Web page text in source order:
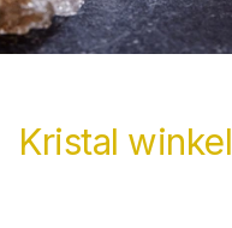
Kristal winkel